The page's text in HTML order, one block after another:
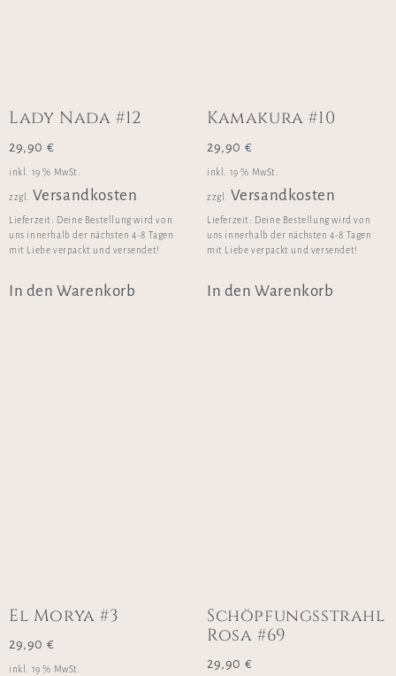
Lady Nada #12
29,90 €
inkl. 19 % MwSt.
zzgl. Versandkosten
Lieferzeit: Deine Bestellung wird von
uns innerhalb der nächsten 4-8 Tagen
mit Liebe verpackt und versendet!
In den Warenkorb
Kamakura #10
29,90 €
inkl. 19 % MwSt.
zzgl. Versandkosten
Lieferzeit: Deine Bestellung wird von
uns innerhalb der nächsten 4-8 Tagen
mit Liebe verpackt und versendet!
In den Warenkorb
El Morya #3
29,90 €
inkl. 19 % MwSt.
Schöpfungsstrahl
Rosa #69
29,90 €